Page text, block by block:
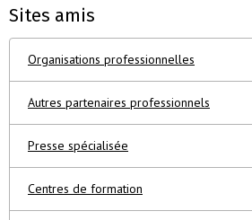
Sites amis
Organisations professionnelles
Autres partenaires professionnels
Presse spécialisée
Centres de formation